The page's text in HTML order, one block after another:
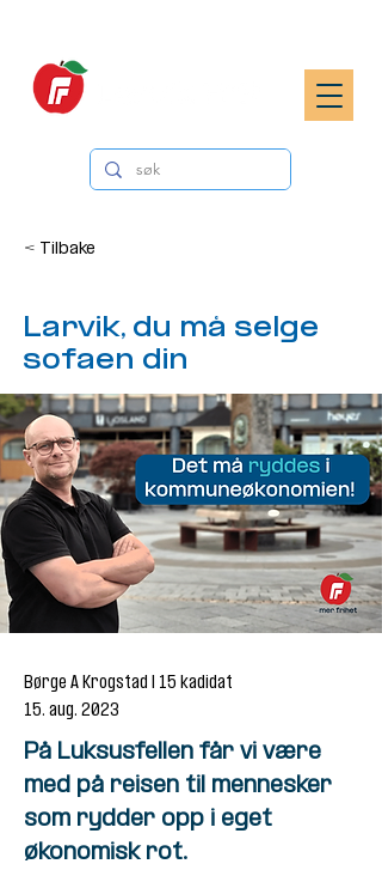
< Tilbake
Larvik, du må selge
sofaen din
Børge A Krogstad | 15 kadidat
15. aug. 2023
På Luksusfellen får vi være
med på reisen til mennesker
som rydder opp i eget
økonomisk rot.